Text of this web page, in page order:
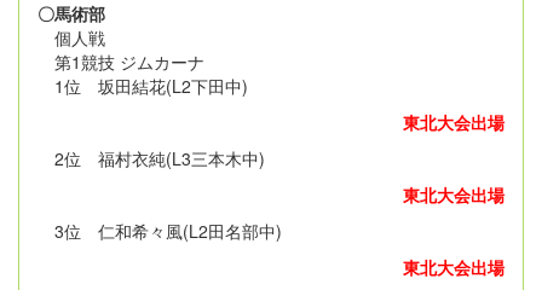
〇馬術部
個人戦
第1競技 ジムカーナ
1位 坂田結花(L2下田中)
東北大会出場
2位 福村衣純(L3三本木中)
東北大会出場
3位 仁和希々風(L2田名部中)
東北大会出場